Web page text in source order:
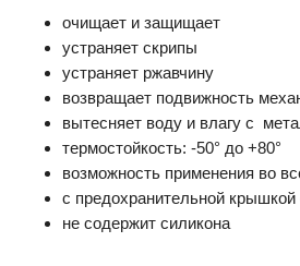
очищает и защищает
устраняет скрипы
устраняет ржавчину
возвращает подвижность
вытесняет воду и влагу с
термостойкость: -50° до +80°
возможность применения во
с предохранительной крышкой
не содержит силикона